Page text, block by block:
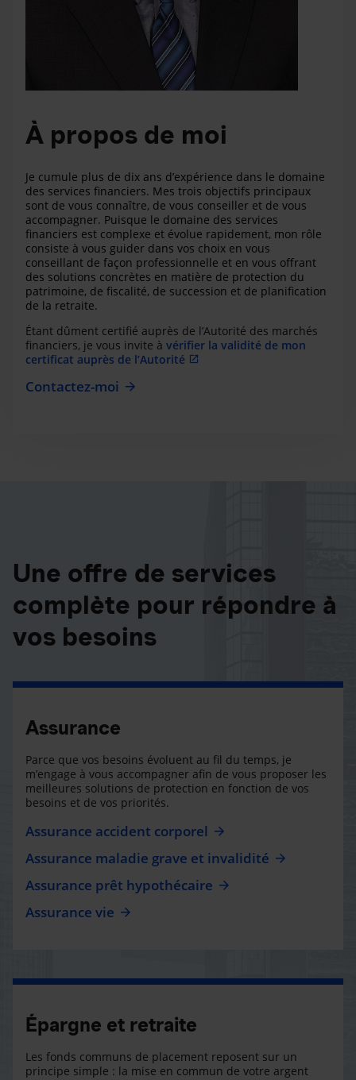
À propos de moi
Je cumule plus de dix ans d’expérience dans le domaine
des services financiers. Mes trois objectifs principaux
sont de vous connaître, de vous conseiller et de vous
accompagner. Puisque le domaine des services
financiers est complexe et évolue rapidement, mon rôle
consiste à vous guider dans vos choix en vous
conseillant de façon professionnelle et en vous offrant
des solutions concrètes en matière de protection du
patrimoine, de fiscalité, de succession et de planification
de la retraite.
Étant dûment certifié auprès de l’Autorité des marchés
financiers, je vous invite à vérifier la validité de mon
certificat auprès de l’Autorité
Contactez-moi
Une offre de services
complète pour répondre à
vos besoins
Assurance
Parce que vos besoins évoluent au fil du temps, je
m’engage à vous accompagner afin de vous proposer les
meilleures solutions de protection en fonction de vos
besoins et de vos priorités.
Assurance accident corporel
Assurance maladie grave et invalidité
Assurance prêt hypothécaire
Assurance vie
Épargne et retraite
Les fonds communs de placement reposent sur un
principe simple : la mise en commun de votre argent